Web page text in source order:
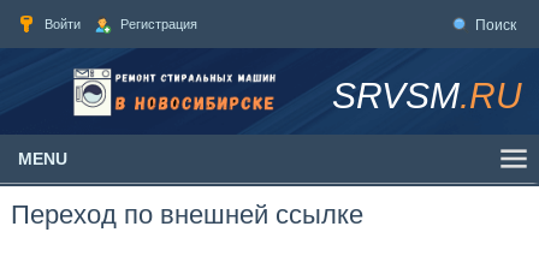
Войти Регистрация Поиск
SRVSM.RU
MENU
Переход по внешней ссылке